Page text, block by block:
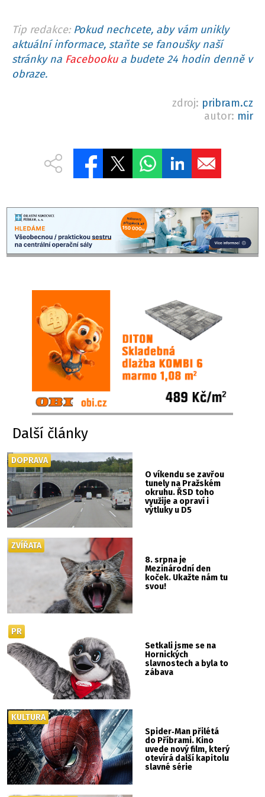
Tip redakce: Pokud nechcete, aby vám unikly
aktuální informace, staňte se fanoušky naší
stránky na Facebookua budete 24 hodin denně v
obraze.
zdroj: pribram.cz
autor: mir
Další články
O víkendu se zavřou
tunely na Pražském
okruhu. ŘSD toho
využije a opraví i
výtluky u D5
DOPRAVA
8. srpna je
Mezinárodní den
koček. Ukažte nám tu
svou!
ZVÍŘATA
Setkali jsme se na
Hornických
slavnostech a byla to
zábava
PR
Spider‑Man přilétá
do Příbrami. Kino
uvede nový film, který
otevírá další kapitolu
slavné série
KULTURA